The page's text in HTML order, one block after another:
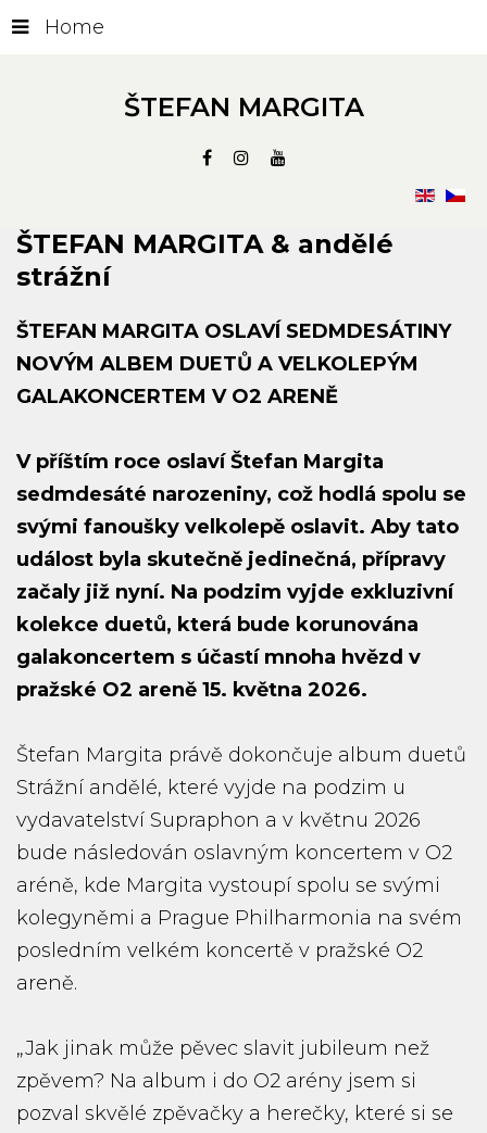
ŠTEFAN MARGITA
Home
ŠTEFAN MARGITA & andělé
strážní
ŠTEFAN MARGITA OSLAVÍ SEDMDESÁTINY
NOVÝM ALBEM DUETŮ A VELKOLEPÝM
GALAKONCERTEM V O2 ARENĚ
V příštím roce oslaví Štefan Margita
sedmdesáté narozeniny, což hodlá spolu se
svými fanoušky velkolepě oslavit. Aby tato
událost byla skutečně jedinečná, přípravy
začaly již nyní. Na podzim vyjde exkluzivní
kolekce duetů, která bude korunována
galakoncertem s účastí mnoha hvězd v
pražské O2 areně 15. května 2026.
Štefan Margita právě dokončuje album duetů
Strážní andělé, které vyjde na podzim u
vydavatelství Supraphon a v květnu 2026
bude následován oslavným koncertem v O2
aréně, kde Margita vystoupí spolu se svými
kolegyněmi a Prague Philharmonia na svém
posledním velkém koncertě v pražské O2
areně.
„Jak jinak může pěvec slavit jubileum než
zpěvem? Na album i do O2 arény jsem si
pozval skvělé zpěvačky a herečky, které si se